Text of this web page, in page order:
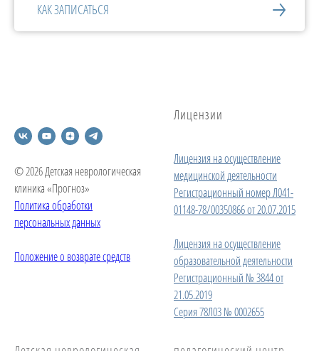
КАК ЗАПИСАТЬСЯ
© 2026 Детская неврологическая
клиника «Прогноз»
Политика обработки
персональных данных
Положение о возврате средств
Лицензии
Лицензия на осуществление
медицинской деятельности
Регистрационный номер Л041-
01148-78/00350866 от 20.07.2015
Лицензия на осуществление
образовательной деятельности
Регистрационный № 3844 от
21.05.2019
Серия 78Л03 № 0002655